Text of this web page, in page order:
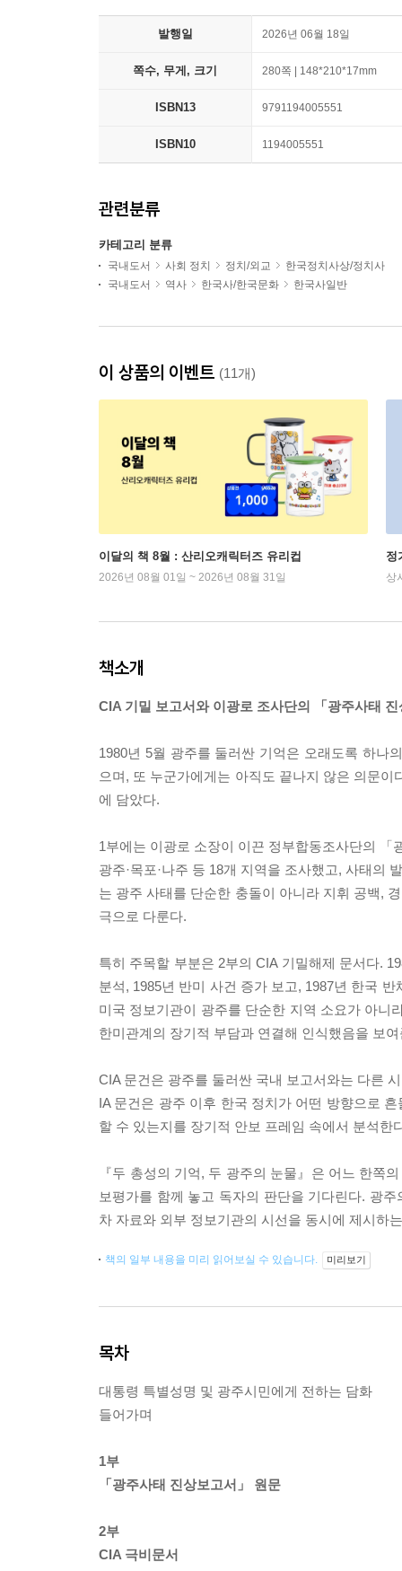
발행일 2026년 06월 18일
쪽수, 무게, 크기 280쪽 | 148*210*17mm
ISBN13 9791194005551
ISBN10 1194005551
관련분류
카테고리 분류
국내도서 사회 정치 정치/외교
한국정치사상/정치사
국내도서
역사 한국사/한국문화 한국사일반
이 상품의 이벤트 (11개)
이달의 책 8월 : 산리오캐릭터즈 유리컵
2026년 08월 01일 ~ 2026년 08월 31일
정
상
책소개
CIA 기밀 보고서와 이광로 조사단의 「광주사태
1980년 5월 광주를 둘러싼 기억은 오래도록 하나
으며, 또 누군가에게는 아직도 끝나지 않은 의문
에 담았다.
1부에는 이광로 소장이 이끈 정부합동조사단의
광주·목포·나주 등 18개 지역을 조사했고, 사태의
는 광주 사태를 단순한 충돌이 아니라 지휘 공백,
극으로 다룬다.
특히 주목할 부분은 2부의 CIA 기밀해제 문서다.
분석, 1985년 반미 사건 증가 보고, 1987년 한국
미국 정보기관이 광주를 단순한 지역 소요가 아니
한미관계의 장기적 부담과 연결해 인식했음을 보
CIA 문건은 광주를 둘러싼 국내 보고서와는 다른
IA 문건은 광주 이후 한국 정치가 어떤 방향으로
할 수 있는지를 장기적 안보 프레임 속에서 분석한
『두 총성의 기억, 두 광주의 눈물』은 어느 한쪽
보평가를 함께 놓고 독자의 판단을 기다린다. 광
차 자료와 외부 정보기관의 시선을 동시에 제시하
책의 일부 내용을 미리 읽어보실 수 있습니다. 미리보기
목차
대통령 특별성명 및 광주시민에게 전하는 담화
들어가며
1부
「광주사태 진상보고서」 원문
2부
CIA 극비문서